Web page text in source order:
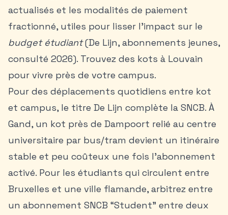
actualisés et les modalités de paiement
fractionné, utiles pour lisser l’impact sur le
budget étudiant(De Lijn, abonnements jeunes,
consulté 2026). Trouvez des kots à Louvain
pour vivre près de votre campus.
Pour des déplacements quotidiens entre kot
et campus, le titre De Lijn complète la SNCB. À
Gand, un kot près de Dampoort relié au centre
universitaire par bus/tram devient un itinéraire
stable et peu coûteux une fois l’abonnement
activé. Pour les étudiants qui circulent entre
Bruxelles et une ville flamande, arbitrez entre
un abonnement SNCB “Student” entre deux